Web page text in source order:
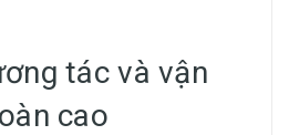
tác và vận
cao